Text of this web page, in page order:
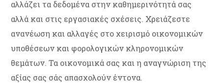
αλλάζει τα δεδομένα στην καθημερινότητά σας
αλλά και στις εργασιακές σχέσεις. Χρειάζεστε
ανανέωση και αλλαγές στο χειρισμό οικονομικών
υποθέσεων και φορολογικών κληρονομικών
θεμάτων. Τα οικονομικά σας και η αναγνώριση της
αξίας σας σάς απασχολούν έντονα.